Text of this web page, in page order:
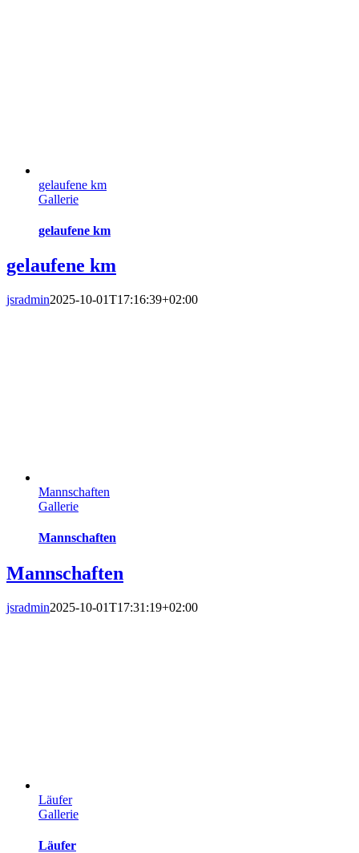
gelaufene km
Gallerie
gelaufene km
gelaufene km
jsradmin2025-10-01T17:16:39+02:00
Mannschaften
Gallerie
Mannschaften
Mannschaften
jsradmin2025-10-01T17:31:19+02:00
Läufer
Gallerie
Läufer